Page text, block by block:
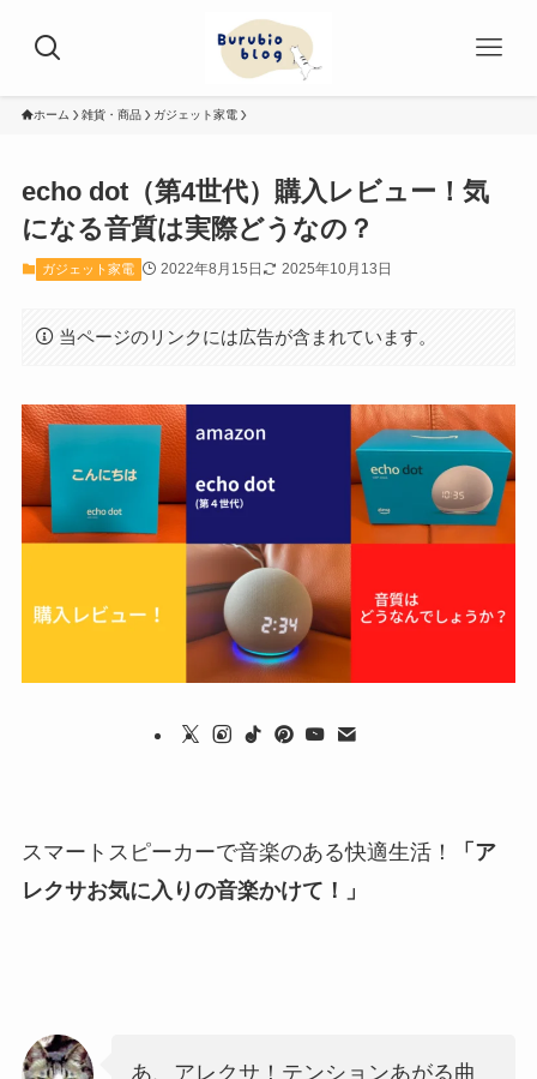
ホーム 雑貨・商品 ガジェット家電
echo dot（第4世代）購入レビュー！気
になる音質は実際どうなの？
ガジェット家電 2022年8月15日 2025年10月13日
当ページのリンクには広告が含まれています。
スマートスピーカーで音楽のある快適生活！
「ア
レクサお気に入りの音楽かけて！」
あ、アレクサ！テンションあがる曲